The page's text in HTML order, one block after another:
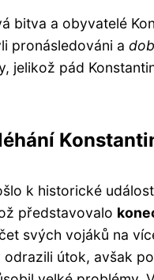
bitva a obyvatelé
pronásledováni a
jelikož pád
k historické
představovalo
svých vojáků na
útok, avšak